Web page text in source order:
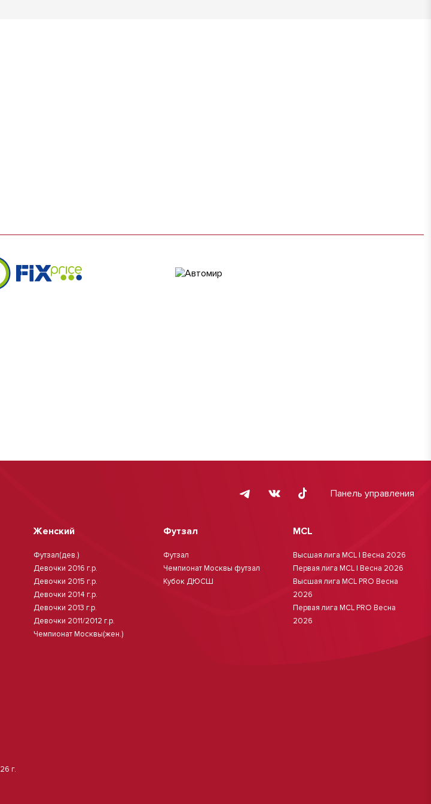
Панель управления
Женский
Футзал(дев.)
Девочки 2016 г.р.
Девочки 2015 г.р.
Девочки 2014 г.р.
Девочки 2013 г.р.
Девочки 2011/2012 г.р.
Чемпионат Москвы(жен.)
Футзал
Футзал
Чемпионат Москвы футзал
Кубок ДЮСШ
MCL
Высшая лига MCL | Весна 2026
Первая лига MCL | Весна 2026
Высшая лига MCL PRO Весна
2026
Первая лига MCL PRO Весна
2026
г.